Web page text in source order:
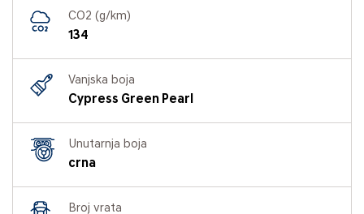
CO2 (g/km)
134
Vanjska boja
Cypress Green Pearl
Unutarnja boja
crna
Broj vrata